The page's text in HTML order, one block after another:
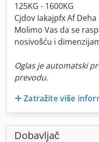
125KG - 1600KG
Cjdov Iakajpfx Af Deha
Molimo Vas da se
nosivošću i
Oglas je automatski
prevodu.
Zatražite više
Dobavljač